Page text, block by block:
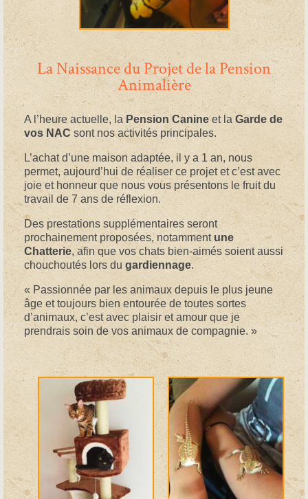
La Naissance du Projet de la Pension
Animalière
A l’heure actuelle, laPension Canineet laGarde de
vos NACsont nos activités principales.
L’achat d’une maison adaptée, il y a 1 an, nous
permet, aujourd’hui de réaliser ce projet et c’est avec
joie et honneur que nous vous présentons le fruit du
travail de 7 ans de réflexion.
Des prestations supplémentaires seront
prochainement proposées, notammentune
Chatterie, afin que vos chats bien-aimés soient aussi
chouchoutés lors dugardiennage.
« Passionnée par les animaux depuis le plus jeune
âge et toujours bien entourée de toutes sortes
d’animaux, c’est avec plaisir et amour que je
prendrais soin de vos animaux de compagnie. »